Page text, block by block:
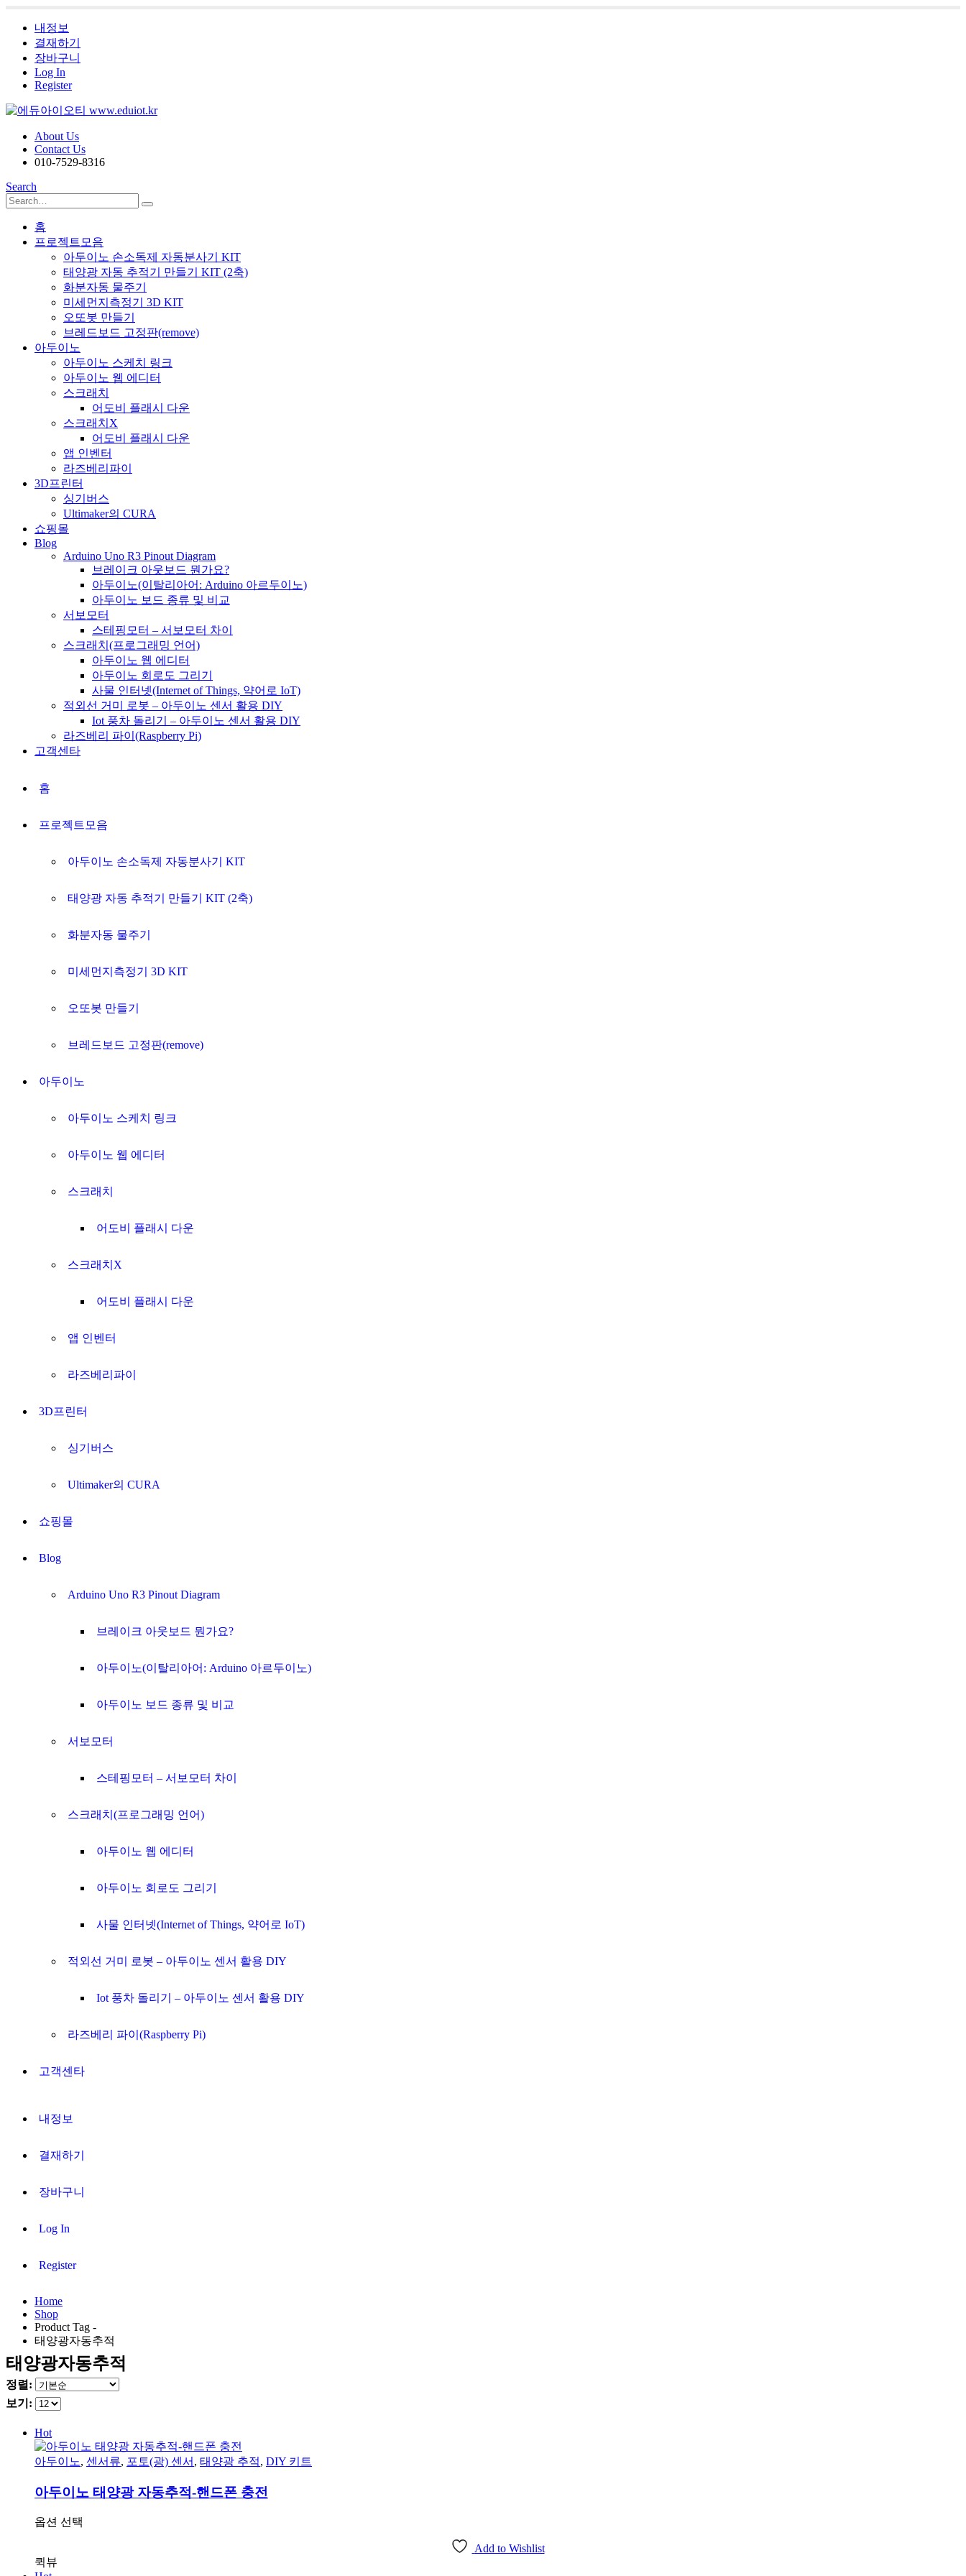
내정보
결재하기
장바구니
Log In
Register
About Us
Contact Us
010-7529-8316
Search
홈
프로젝트모음
아두이노 손소독제 자동분사기 KIT
태양광 자동 추적기 만들기 KIT (2축)
화분자동 물주기
미세먼지측정기 3D KIT
오또봇 만들기
브레드보드 고정판(remove)
아두이노
아두이노 스케치 링크
아두이노 웹 에디터
스크래치
어도비 플래시 다운
스크래치X
어도비 플래시 다운
앱 인벤터
라즈베리파이
3D프린터
싱기버스
Ultimaker의 CURA
쇼핑몰
Blog
Arduino Uno R3 Pinout Diagram
브레이크 아웃보드 뭔가요?
아두이노(이탈리아어: Arduino 아르두이노)
아두이노 보드 종류 및 비교
서보모터
스테핑모터 – 서보모터 차이
스크래치(프로그래밍 언어)
아두이노 웹 에디터
아두이노 회로도 그리기
사물 인터넷(Internet of Things, 약어로 IoT)
적외선 거미 로봇 – 아두이노 센서 활용 DIY
Iot 풍차 돌리기 – 아두이노 센서 활용 DIY
라즈베리 파이(Raspberry Pi)
고객센타
홈
프로젝트모음
아두이노 손소독제 자동분사기 KIT
태양광 자동 추적기 만들기 KIT (2축)
화분자동 물주기
미세먼지측정기 3D KIT
오또봇 만들기
브레드보드 고정판(remove)
아두이노
아두이노 스케치 링크
아두이노 웹 에디터
스크래치
어도비 플래시 다운
스크래치X
어도비 플래시 다운
앱 인벤터
라즈베리파이
3D프린터
싱기버스
Ultimaker의 CURA
쇼핑몰
Blog
Arduino Uno R3 Pinout Diagram
브레이크 아웃보드 뭔가요?
아두이노(이탈리아어: Arduino 아르두이노)
아두이노 보드 종류 및 비교
서보모터
스테핑모터 – 서보모터 차이
스크래치(프로그래밍 언어)
아두이노 웹 에디터
아두이노 회로도 그리기
사물 인터넷(Internet of Things, 약어로 IoT)
적외선 거미 로봇 – 아두이노 센서 활용 DIY
Iot 풍차 돌리기 – 아두이노 센서 활용 DIY
라즈베리 파이(Raspberry Pi)
고객센타
내정보
결재하기
장바구니
Log In
Register
Home
Shop
Product Tag -
태양광자동추적
태양광자동추적
정렬:
보기:
Hot
아두이노, 센서류, 포토(광) 센서 , 태양광 추적, DIY 키트
아두이노 태양광 자동추적-핸드폰 충전
옵션 선택
Add to Wishlist
퀵뷰